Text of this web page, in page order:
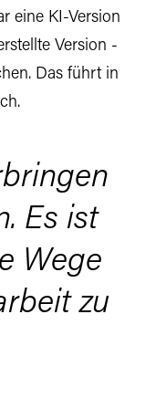
eine KI-Version
Version -
Das führt in
Es ist
Wege
zu